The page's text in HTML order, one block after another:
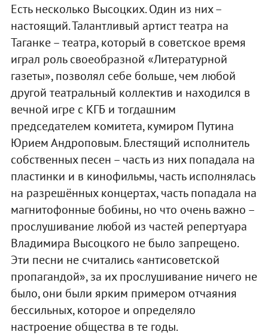
Есть несколько Высоцких. Один из них –
настоящий. Талантливый артист театра на
Таганке – театра, который в советское время
играл роль своеобразной «Литературной
газеты», позволял себе больше, чем любой
другой театральный коллектив и находился в
вечной игре с КГБ и тогдашним
председателем комитета, кумиром Путина
Юрием Андроповым. Блестящий исполнитель
собственных песен – часть из них попадала на
пластинки и в кинофильмы, часть исполнялась
на разрешённых концертах, часть попадала на
магнитофонные бобины, но что очень важно –
прослушивание любой из частей репертуара
Владимира Высоцкого не было запрещено.
Эти песни не считались «антисоветской
пропагандой», за их прослушивание ничего не
было, они были ярким примером отчаяния
бессильных, которое и определяло
настроение общества в те годы.